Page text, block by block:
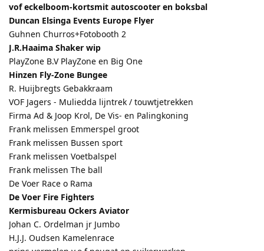
vof eckelboom-kortsmit autoscooter en boksbal
Duncan Elsinga Events Europe Flyer
Guhnen Churros+Fotobooth 2
J.R.Haaima Shaker wip
PlayZone B.V PlayZone en Big One
Hinzen Fly-Zone Bungee
R. Huijbregts Gebakkraam
VOF Jagers - Muliedda lijntrek / touwtjetrekken
Firma Ad & Joop Krol, De Vis- en Palingkoning
Frank melissen Emmerspel groot
Frank melissen Bussen sport
Frank melissen Voetbalspel
Frank melissen The ball
De Voer Race o Rama
De Voer Fire Fighters
Kermisbureau Ockers Aviator
Johan C. Ordelman jr Jumbo
H.J.J. Oudsen Kamelenrace